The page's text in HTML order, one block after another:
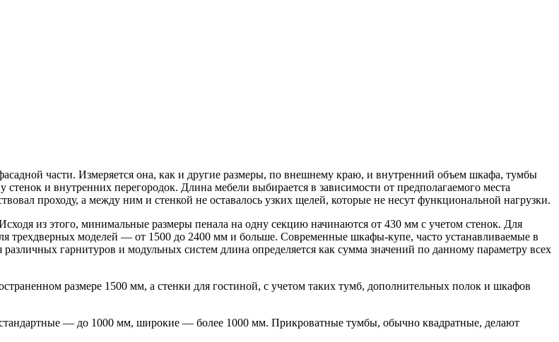
части. Измеряется она, как и другие размеры, по внешнему краю, и внутренний объем шкафа, тумбы
и внутренних перегородок. Длина мебели выбирается в зависимости от предполагаемого места
проходу, а между ним и стенкой не оставалось узких щелей, которые не несут функциональной нагрузки.
из этого, минимальные размеры пенала на одну секцию начинаются от 430 мм с учетом стенок. Для
трехдверных моделей — от 1500 до 2400 мм и больше. Современные шкафы-купе, часто устанавливаемые в
гарнитуров и модульных систем длина определяется как сумма значений по данному параметру всех
размере 1500 мм, а стенки для гостиной, с учетом таких тумб, дополнительных полок и шкафов
— до 1000 мм, широкие — более 1000 мм. Прикроватные тумбы, обычно квадратные, делают